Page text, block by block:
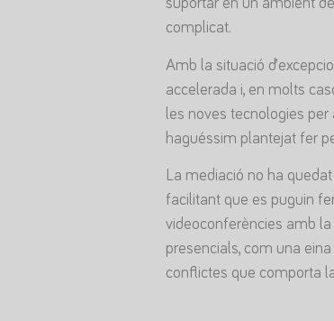
suportar en un ambient
complicat.
Amb la situació
accelerada i, en molts
les noves tecnologies
haguéssim plantejat fer
La mediació no ha
facilitant que es puguin
videoconferències amb
presencials, com una
conflictes que comporta